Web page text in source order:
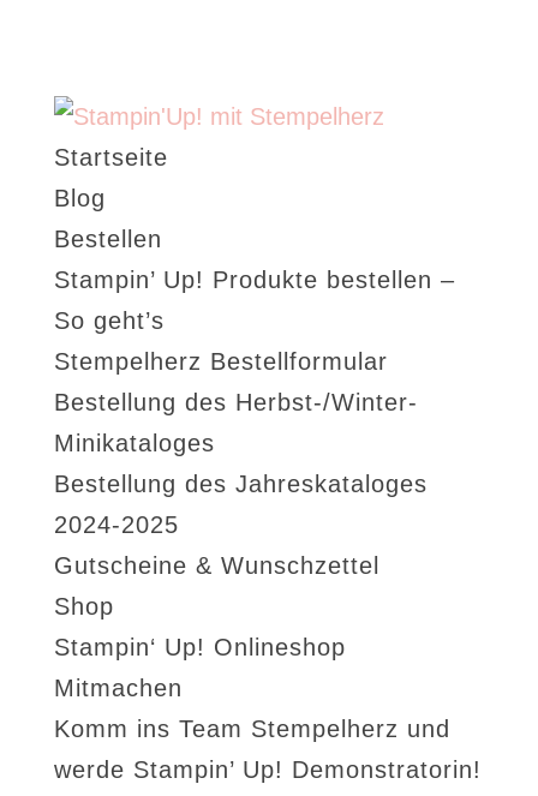
Startseite
Blog
Bestellen
Stampin’ Up! Produkte bestellen –
So geht’s
Stempelherz Bestellformular
Bestellung des Herbst-/Winter-
Minikataloges
Bestellung des Jahreskataloges
2024-2025
Gutscheine & Wunschzettel
Shop
Stampin‘ Up! Onlineshop
Mitmachen
Komm ins Team Stempelherz und
werde Stampin’ Up! Demonstratorin!